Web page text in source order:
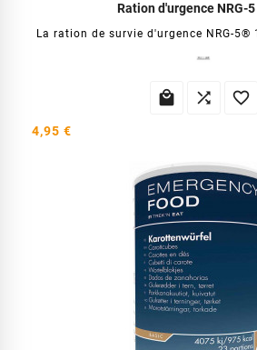
Ration d'urgence NRG-
La ration de survie d'urgence NRG-5®
  
4,95 €